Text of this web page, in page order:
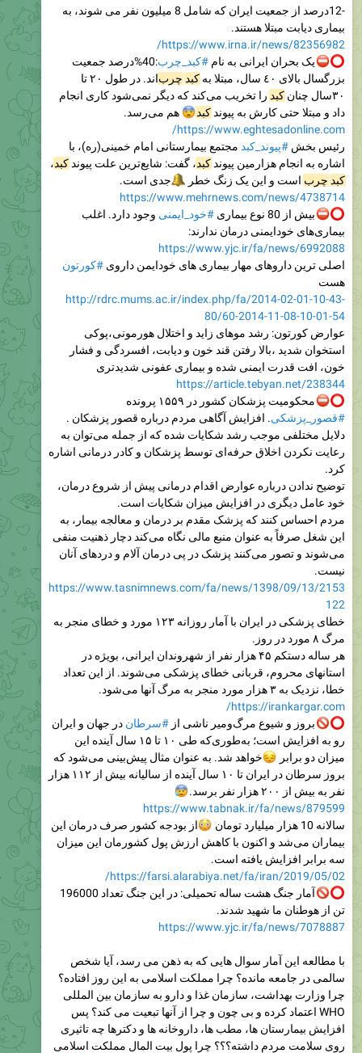
-12درصد از جمعیت ایران كه شامل 8 میلیون نفر می شوند، به
بیماری دیابت مبتلا هستند.
https://www.irna.ir/news/82356982/
یک بحران ایرانی به نام #کبد_چرب
:40%‌درصد جمعیت
بزرگسال بالای ٤٠ سال، مبتلا به
کبد چرب
‌اند. در طول ٢٠ تا
٣٠‌سال چنان
کبد را تخریب می‌کند که دیگر نمی‌شود کاری انجام
داد و مبتلا حتی کارش به پیوند کبد
😨هم می‌رسد.
https://www.eghtesadonline.com/
رئیس بخش #پیوند_کبد مجتمع بیمارستانی امام خمینی(ره)، با
اشاره به انجام هزارمین پیوند کبد، گفت: شایع‌ترین علت پیوند کبد،
کبد چرب است و این یک زنگ خطر
🔔جدی است.
https://www.mehrnews.com/news/4738714
بیش از 80 نوع بیماری #خود_ایمنی وجود دارد. اغلب
بیماری‌های خودایمنی درمان ندارند:
https://www.yjc.ir/fa/news/6992088
اصلی ترین داروهای مهار بیماری های خودایمن داروی #کورتون
هست
http://rdrc.mums.ac.ir/index.php/fa/2014-02-01-10-43-
80/60-2014-11-08-10-01-54
عوارض کورتون: رشد موهای زاید و اختلال هورمونی،پوکی
استخوان شدید ،بالا رفتن قند خون و دیابت، افسردگی و فشار
خون، افت قدرت ایمنی شده و بیماری عفونی شدیدتری
https://article.tebyan.net/238344
محکومیت پزشکان کشور در ۱۵۵۹ پرونده
#قصور_پزشکی. افزایش آگاهی مردم درباره قصور پزشکان .
دلایل مختلفی موجب رشد شکایات شده که از جمله می‌توان به
رعایت نکردن اخلاق حرفه‌ای توسط پزشکان و کادر درمانی اشاره
کرد.
توضیح ندادن درباره عوارض اقدام درمانی پیش از شروع درمان،
خود عامل دیگری در افزایش میزان شکایات است.
مردم احساس کنند که پزشک مقدم بر درمان و معالجه بیمار، به
این شغل صرفاً به عنوان منبع مالی نگاه می‌کند دچار ذهنیت منفی
می‌شوند و تصور می‌کنند پزشک در پی درمان آلام و دردهای آنان
نیست.
https://www.tasnimnews.com/fa/news/1398/09/13/2153
122
خطای پزشکی در ایران با آمار روزانه ۱۲۳ مورد و خطای منجر به
مرگ ۸ مورد در روز.
هر ساله دستکم ۴۵ هزار نفر از شهروندان ایرانی، بویژه در
استانهای محروم، قربانی خطای پزشکی می‌شوند. از این تعداد
خطا، نزدیک به ۳ هزار مورد منجر به مرگ آنها می‌شود.
https://irankargar.com/
بروز و شیوع مرگ‌ومیر ناشی از #سرطان در جهان و ایران
رو به افزایش است؛ به‌طوری‌که طی ۱۰ تا ۱۵ سال آینده این
میزان دو برابر
خواهد شد. به عنوان مثال پیش‌بینی می‌شود که
بروز سرطان در ایران تا ۱۰ سال آینده از سالیانه بیش از ۱۱۲ هزار
نفر به بیش از ۲۰۰ هزار نفر برسد.😰
https://www.tabnak.ir/fa/news/879599
سالانه 10 هزار میلیارد تومان😳از بودجه کشور صرف درمان این
بیماران می‌شد و اکنون با کاهش ارزش پول کشورمان این میزان
سه برابر افزایش یافته است.
https://farsi.alarabiya.net/fa/iran/2019/05/02/
آمار جنگ هشت ساله تحمیلی: در این جنگ تعداد 196000
تن از هوطنان ما شهید شدند.
https://www.yjc.ir/fa/news/7078887
با مطالعه این آمار سوال هایی که به ذهن می رسد، آیا شخص
سالمی در جامعه مانده؟ چرا مملکت اسلامی به این روز افتاده؟
چرا وزارت بهداشت، سازمان غذا و دارو به سازمان بین المللی
WHO اعتماد کرده و بی چون و چرا از آنها تبعیت می کند؟ پس
افزایش بیمارستان ها، مطب ها، داروخانه ها و دکترها چه تاثیری
روی سلامت مردم داشته؟؟؟ چرا پول بیت المال مملکت اسلامی